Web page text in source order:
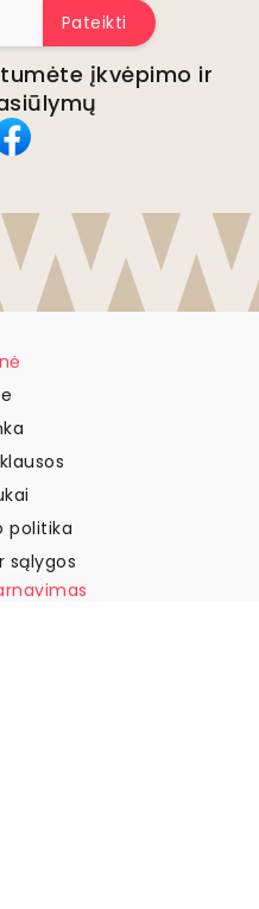
Pateikti
įkvėpimo ir
politika
sąlygos